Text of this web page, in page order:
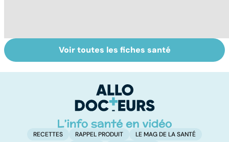
Cannabis : une
vraie
Dérèglement
hormonal : et si
surrénales ?
Voir toutes les fiches santé
RECETTES RAPPEL PRODUIT LE MAG DE LA SANTÉ